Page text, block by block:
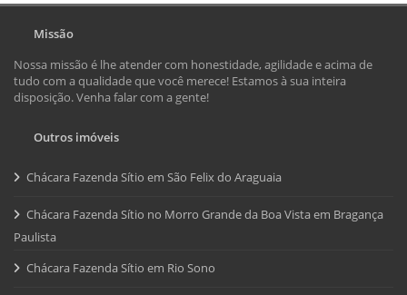
Missão
Nossa missão é lhe atender com honestidade, agilidade e acima de
tudo com a qualidade que você merece! Estamos à sua inteira
disposição. Venha falar com a gente!
Outros imóveis
Chácara Fazenda Sítio em São Felix do Araguaia
Chácara Fazenda Sítio no Morro Grande da Boa Vista em Bragança
Paulista
Chácara Fazenda Sítio em Rio Sono